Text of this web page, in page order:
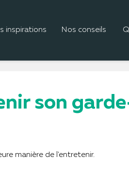
inspirations Nos conseils
son
manière de l'entretenir.